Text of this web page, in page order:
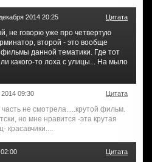
2014 20:25 Цитата
не говорю уже про четвертую
второй - это вообще
данной тематики. Где тот
какого-то лоха с улицы... На мыло
2014 09:30 Цитата
часть не смотрела.....крутой фильм.
но мне нравится -эта крутая
красавчики....
Цитата